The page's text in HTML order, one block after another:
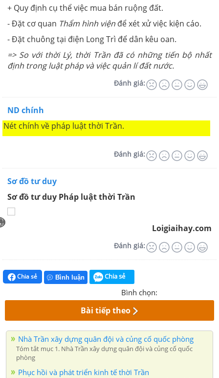
+ Quy định cụ thể việc mua bán ruộng đất.
- Đặt cơ quan Thẩm hình viện để xét xử việc kiện cáo.
- Đặt chuông tại điện Long Trì để dân kêu oan.
=> So với thời Lý, thời Trần đã có những tiến bộ nhất
định trong luật pháp và việc quản lí đất nước.
Đánh giá:
ND chính
Nét chính về pháp luật thời Trần.
Đánh giá:
Sơ đồ tư duy
Sơ đồ tư duy Pháp luật thời Trần
Loigiaihay.com
Đánh giá:
Chia sẻ Bình luận Chia sẻ
Bình chọn:
Bài tiếp theo
Nhà Trần xây dựng quân đội và củng cố quốc phòng
Tóm tắt mục 1. Nhà Trần xây dựng quân đội và củng cố quốc
phòng
Phục hồi và phát triển kinh tế thời Trần